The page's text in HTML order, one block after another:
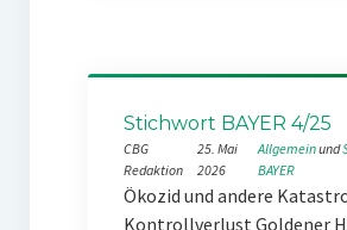
Stichwort BAYER 4/25
CBG
Redaktion
25. Mai
2026
Allgemein und
BAYER
Ökozid und andere
Kontrollverlust Goldener